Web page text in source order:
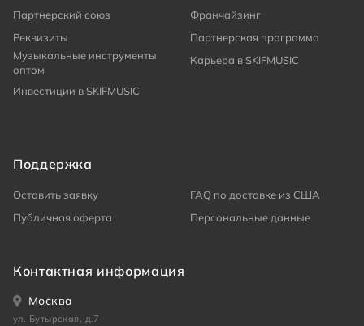
Партнерский союз
Франчайзинг
Реквизиты
Партнерская программа
Музыкальные инструменты
оптом
Карьера в SKIFMUSIC
Инвестиции в SKIFMUSIC
Поддержка
Оставить заявку
FAQ по доставке из США
Публичная оферта
Персональные данные
Контактная информация
Москва
ул. Бутырская, д.7